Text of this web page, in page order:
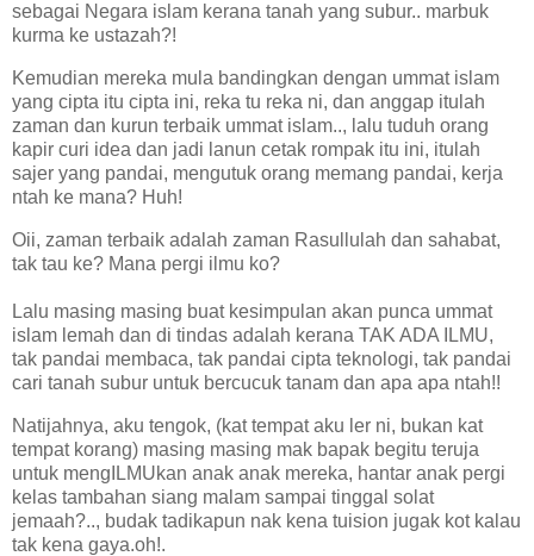
sebagai Negara islam kerana tanah yang subur.. marbuk
kurma ke ustazah?!
Kemudian mereka mula bandingkan dengan ummat islam
yang cipta itu cipta ini, reka tu reka ni, dan anggap itulah
zaman dan kurun terbaik ummat islam.., lalu tuduh orang
kapir curi idea dan jadi lanun cetak rompak itu ini, itulah
sajer yang pandai, mengutuk orang memang pandai, kerja
ntah ke mana? Huh!
Oii, zaman terbaik adalah zaman Rasullulah dan sahabat,
tak tau ke? Mana pergi ilmu ko?
Lalu masing masing buat kesimpulan akan punca ummat
islam lemah dan di tindas adalah kerana TAK ADA ILMU,
tak pandai membaca, tak pandai cipta teknologi, tak pandai
cari tanah subur untuk bercucuk tanam dan apa apa ntah!!
Natijahnya, aku tengok, (kat tempat aku ler ni, bukan kat
tempat korang) masing masing mak bapak begitu teruja
untuk mengILMUkan anak anak mereka, hantar anak pergi
kelas tambahan siang malam sampai tinggal solat
jemaah?.., budak tadikapun nak kena tuision jugak kot kalau
tak kena gaya.oh!.